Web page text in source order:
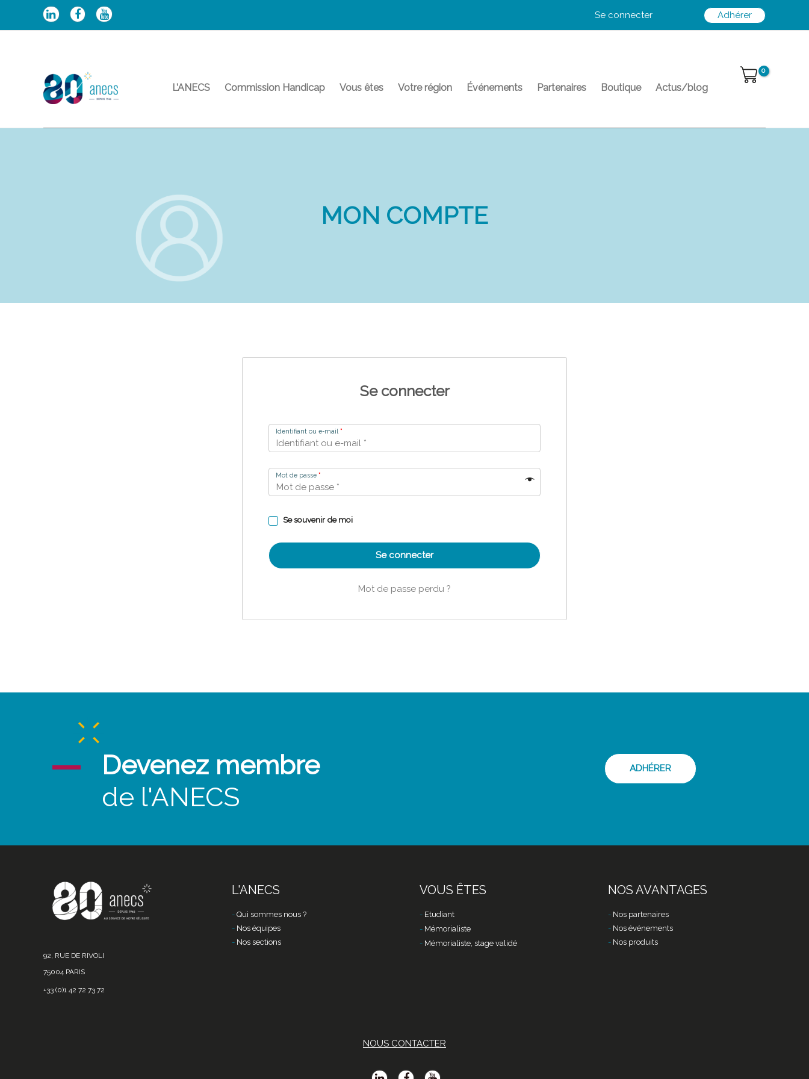
Se connecter Adhérer
L’ANECS Commission Handicap Vous êtes Votre région Événements Partenaires Boutique Actus/blog
MON COMPTE
Se connecter
Identifiant ou e-mail *
Mot de passe *
Se souvenir de moi
Se connecter
Mot de passe perdu ?
Devenez membre
de l'ANECS
ADHÉRER
92, RUE DE RIVOLI
75004 PARIS
+33 (0)1 42 72 73 72
L'ANECS
Qui sommes nous ?
Nos équipes
Nos sections
VOUS ÊTES
Etudiant
Mémorialiste
Mémorialiste, stage validé
NOS AVANTAGES
Nos partenaires
Nos événements
Nos produits
NOUS CONTACTER